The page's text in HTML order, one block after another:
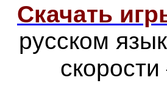
Скачать
русском
скорости